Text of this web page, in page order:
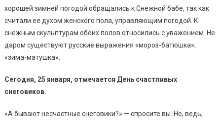
хорошей зимней погодой обращались к Снежной бабе, так как
считали ее духом женского пола, управляющим погодой. К
снежным скульптурам обоих полов относились с уважением. Не
даром существуют русские выражения «мороз-батюшка»,
«зима-матушка».
Сегодня, 25 января, отмечается День счастливых
снеговиков.
«А бывают несчастные снеговики?» — спросите вы. Но, ведь,